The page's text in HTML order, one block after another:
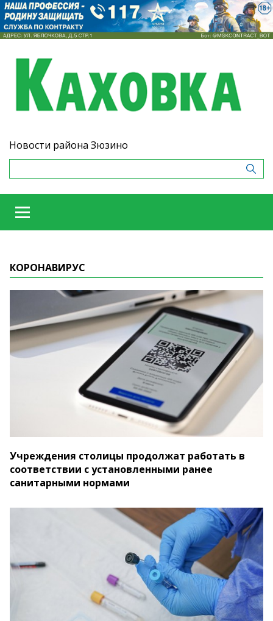
Новости района Зюзино
КОРОНАВИРУС
Учреждения столицы продолжат работать в
соответствии с установленными ранее
санитарными нормами